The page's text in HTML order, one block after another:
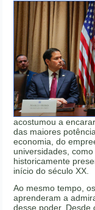
acostumou a
das maiores
economia, do
universidades,
historicamente
início do século XX.
Ao mesmo tempo,
aprenderam a
desse poder. Desde